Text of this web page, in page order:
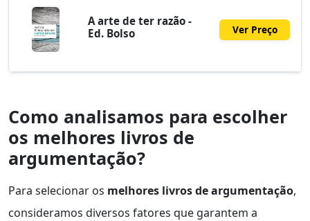
A arte de ter razão -
Ed. Bolso
Ver Preço
Como analisamos para escolher
os melhores livros de
argumentação?
Para selecionar os melhores livros de argumentação,
consideramos diversos fatores que garantem a